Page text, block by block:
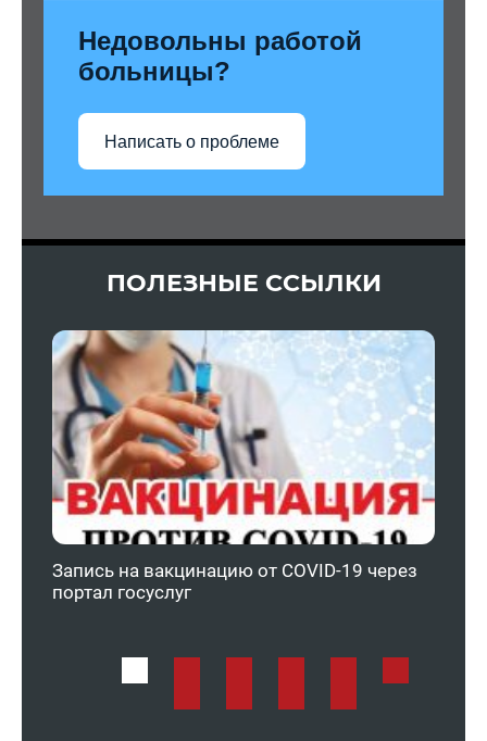
Недовольны работой
больницы?
Написать о проблеме
ПОЛЕЗНЫЕ ССЫЛКИ
Запись на вакцинацию от COVID-19 через
портал госуслуг